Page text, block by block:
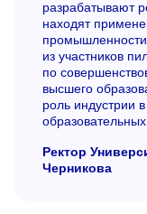
разрабатывают
находят
из участников
по
высшего
роль индустрии
Ректор
Черникова